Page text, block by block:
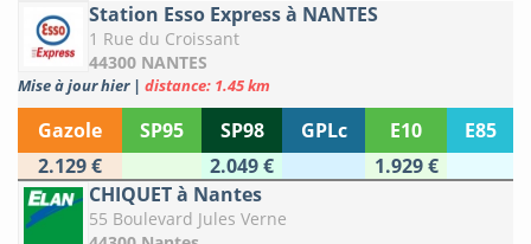
Station Esso Express à NANTES
1 Rue du Croissant
44300 NANTES
Mise à jour hier | distance: 1.45 km
Gazole SP95 SP98 GPLc E10
E85
2.129 €
2.049 €
1.929 €
CHIQUET à Nantes
55 Boulevard Jules Verne